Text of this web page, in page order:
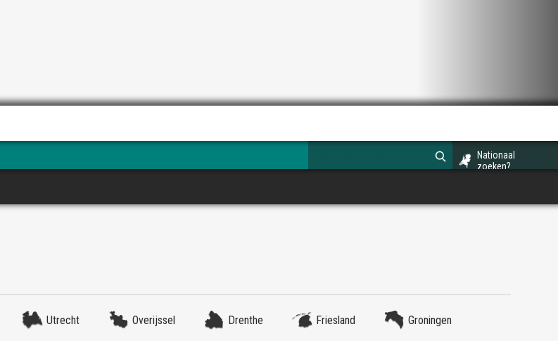
Nationaal
zoeken?
Utrecht Overijssel Drenthe Friesland
Groningen